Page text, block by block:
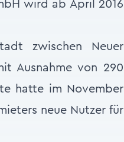
wird ab April 2016
zwischen Neuer
Ausnahme von 290
hatte im November
neue Nutzer für